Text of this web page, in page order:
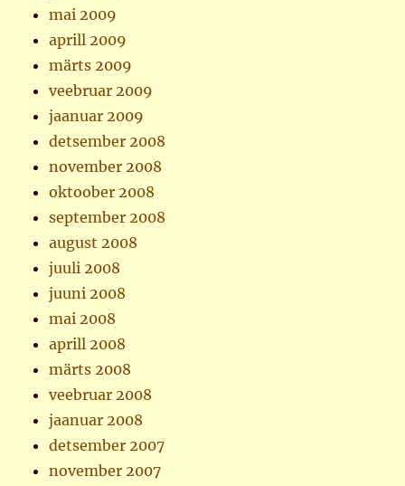
mai 2009
aprill 2009
märts 2009
veebruar 2009
jaanuar 2009
detsember 2008
november 2008
oktoober 2008
september 2008
august 2008
juuli 2008
juuni 2008
mai 2008
aprill 2008
märts 2008
veebruar 2008
jaanuar 2008
detsember 2007
november 2007